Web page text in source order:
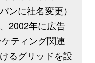
ンに社名変更）
2002年に広告
ティング関連
るグリッドを設